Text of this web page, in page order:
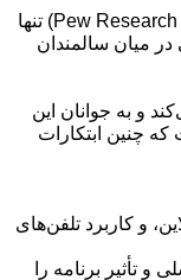
🔹با پیشرفت فناوری، بسیاری از سالمندان با موانعی مواجه هستند که مانع از مشارکت کامل آن‌ها در ابزارها و منابع دیجیتال می‌شود.بر اساس گزارش مرکز تحقیقات پیو(Pew Research Center, 2021) تنها
انزوا و طردشدگی در میان سالمندان
و به جوانان این
چنین ابتکارات
و کاربرد تلفن‌های
تأثیر برنامه را